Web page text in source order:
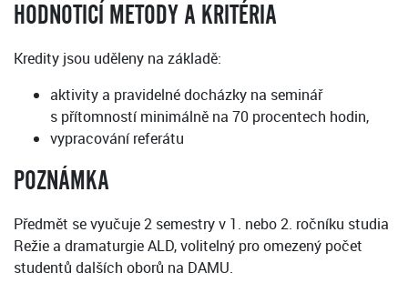
HODNOTICÍ METODY A KRITÉRIA
Kredity jsou uděleny na základě:
aktivity a pravidelné docházky na seminář
s přítomností minimálně na 70 procentech hodin,
vypracování referátu
POZNÁMKA
Předmět se vyučuje 2 semestry v 1. nebo 2. ročníku studia
Režie a dramaturgie ALD, volitelný pro omezený počet
studentů dalších oborů na DAMU.